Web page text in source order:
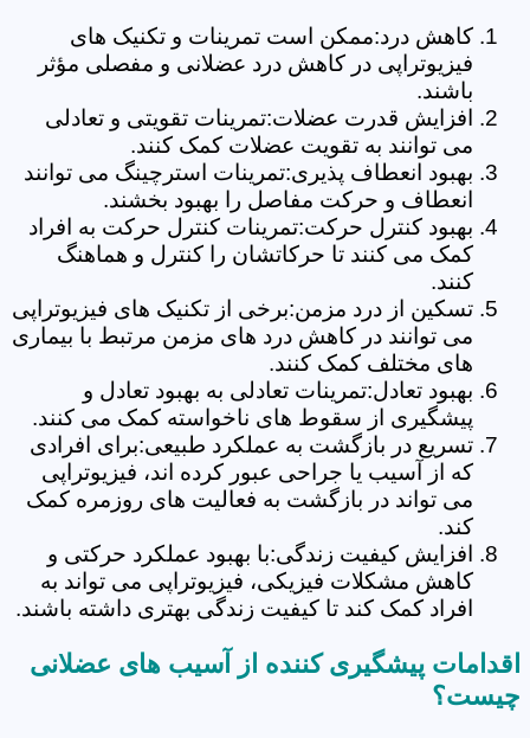
کاهش درد:ممکن است تمرینات و تکنیک های
فیزیوتراپی در کاهش درد عضلانی و مفصلی مؤثر
باشند.
افزایش قدرت عضلات:تمرینات تقویتی و تعادلی
می توانند به تقویت عضلات کمک کنند.
بهبود انعطاف پذیری:تمرینات استرچینگ می توانند
انعطاف و حرکت مفاصل را بهبود بخشند.
بهبود کنترل حرکت:تمرینات کنترل حرکت به افراد
کمک می کنند تا حرکاتشان را کنترل و هماهنگ
کنند.
تسکین از درد مزمن:برخی از تکنیک های فیزیوتراپی
می توانند در کاهش درد های مزمن مرتبط با بیماری
های مختلف کمک کنند.
بهبود تعادل:تمرینات تعادلی به بهبود تعادل و
پیشگیری از سقوط های ناخواسته کمک می کنند.
تسریع در بازگشت به عملکرد طبیعی:برای افرادی
که از آسیب یا جراحی عبور کرده اند، فیزیوتراپی
می تواند در بازگشت به فعالیت های روزمره کمک
کند.
افزایش کیفیت زندگی:با بهبود عملکرد حرکتی و
کاهش مشکلات فیزیکی، فیزیوتراپی می تواند به
افراد کمک کند تا کیفیت زندگی بهتری داشته باشند.
اقدامات پیشگیری کننده از آسیب های عضلانی
چیست؟